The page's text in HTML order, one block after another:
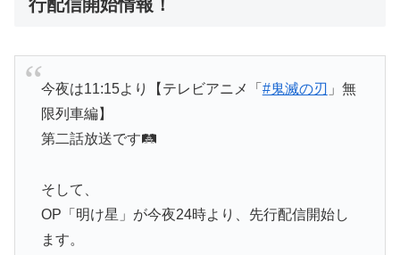
行配信開始情報！
今夜は11:15より【テレビアニメ「 #鬼滅の刃 」無
限列車編】
第二話放送です🛤
そして、
OP「明け星」が今夜24時より、先行配信開始し
ます。